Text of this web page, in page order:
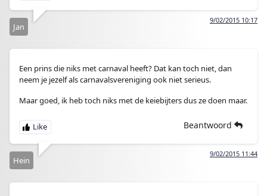
9/02/2015 10:17
Jan
Een prins die niks met carnaval heeft? Dat kan toch niet, dan
neem je jezelf als carnavalsvereniging ook niet serieus.
Maar goed, ik heb toch niks met de keiebijters dus ze doen maar.
Beantwoord
9/02/2015 11:44
Hein